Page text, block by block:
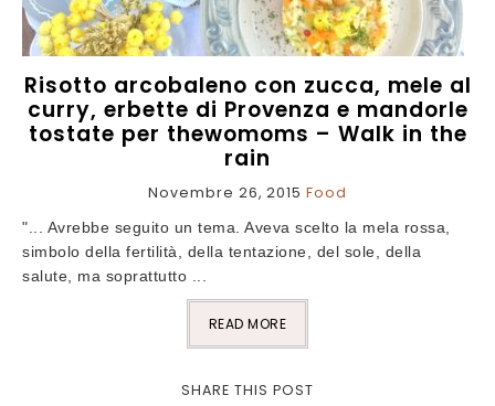
Risotto arcobaleno con zucca, mele al
curry, erbette di Provenza e mandorle
tostate per thewomoms – Walk in the
rain
Novembre 26, 2015 Food
"... Avrebbe seguito un tema. Aveva scelto la mela rossa,
simbolo della fertilità, della tentazione, del sole, della
salute, ma soprattutto ...
READ MORE
SHARE THIS POST